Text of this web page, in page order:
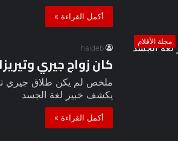
أكمل القراءة »
مجلة الأفلام
haideb
كان زواج جيري
ملخص لم يكن طلاق جيري
يكشف خبير لغة الجسد…
أكمل القراءة »